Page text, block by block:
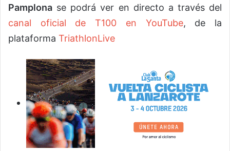
Pamplona se podrá ver en directo a través del
canal oficial de T100 en YouTube, de la
plataforma TriathlonLive